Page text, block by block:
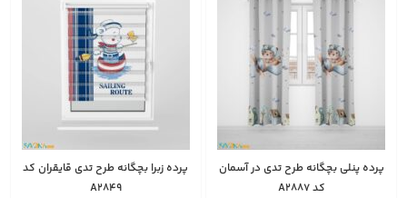
پرده پنلی بچگانه طرح تدی در آسمان
کد A2887
پرده زبرا بچگانه طرح تدی قایقران کد
A2849